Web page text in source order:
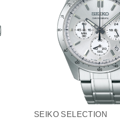
SEIKO SELECTION